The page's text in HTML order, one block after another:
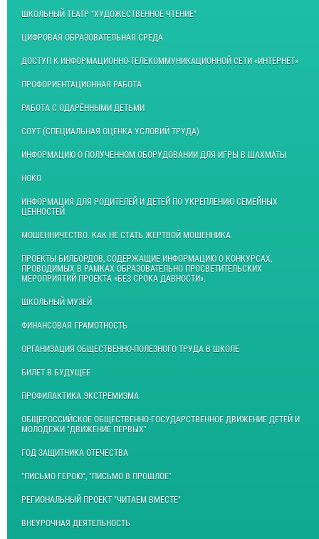
ШКОЛЬНЫЙ ТЕАТР "ХУДОЖЕСТВЕННОЕ ЧТЕНИЕ"
ЦИФРОВАЯ ОБРАЗОВАТЕЛЬНАЯ СРЕДА
ДОСТУП К ИНФОРМАЦИОННО-ТЕЛЕКОММУНИКАЦИОННОЙ СЕТИ «ИНТЕРНЕТ»
ПРОФОРИЕНТАЦИОННАЯ РАБОТА
РАБОТА С ОДАРЁННЫМИ ДЕТЬМИ
СОУТ (СПЕЦИАЛЬНАЯ ОЦЕНКА УСЛОВИЙ ТРУДА)
ИНФОРМАЦИЮ О ПОЛУЧЕННОМ ОБОРУДОВАНИИ ДЛЯ ИГРЫ В ШАХМАТЫ
НОКО
ИНФОРМАЦИЯ ДЛЯ РОДИТЕЛЕЙ И ДЕТЕЙ ПО УКРЕПЛЕНИЮ СЕМЕЙНЫХ
ЦЕННОСТЕЙ
МОШЕННИЧЕСТВО. КАК НЕ СТАТЬ ЖЕРТВОЙ МОШЕННИКА.
ПРОЕКТЫ БИЛБОРДОВ, СОДЕРЖАЩИЕ ИНФОРМАЦИЮ О КОНКУРСАХ,
ПРОВОДИМЫХ В РАМКАХ ОБРАЗОВАТЕЛЬНО ПРОСВЕТИТЕЛЬСКИХ
МЕРОПРИЯТИЙ ПРОЕКТА «БЕЗ СРОКА ДАВНОСТИ».
ШКОЛЬНЫЙ МУЗЕЙ
ФИНАНСОВАЯ ГРАМОТНОСТЬ
ОРГАНИЗАЦИЯ ОБЩЕСТВЕННО-ПОЛЕЗНОГО ТРУДА В ШКОЛЕ
БИЛЕТ В БУДУЩЕЕ
ПРОФИЛАКТИКА ЭКСТРЕМИЗМА
ОБЩЕРОССИЙСКОЕ ОБЩЕСТВЕННО-ГОСУДАРСТВЕННОЕ ДВИЖЕНИЕ ДЕТЕЙ И
МОЛОДЕЖИ "ДВИЖЕНИЕ ПЕРВЫХ"
ГОД ЗАЩИТНИКА ОТЕЧЕСТВА
"ПИСЬМО ГЕРОЮ", "ПИСЬМО В ПРОШЛОЕ"
РЕГИОНАЛЬНЫЙ ПРОЕКТ "ЧИТАЕМ ВМЕСТЕ"
ВНЕУРОЧНАЯ ДЕЯТЕЛЬНОСТЬ